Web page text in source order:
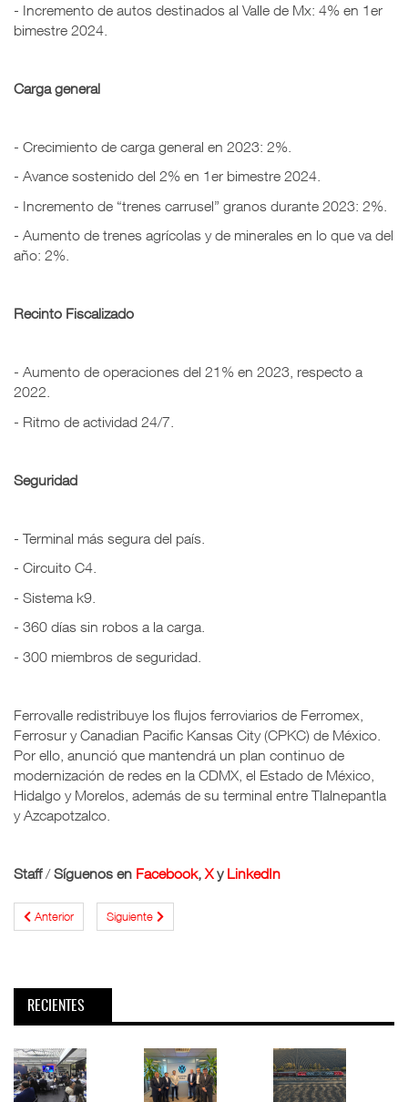
- Incremento de autos destinados al Valle de Mx: 4% en 1er
bimestre 2024.
Carga general
- Crecimiento de carga general en 2023: 2%.
- Avance sostenido del 2% en 1er bimestre 2024.
- Incremento de “trenes carrusel” granos durante 2023: 2%.
- Aumento de trenes agrícolas y de minerales en lo que va del
año: 2%.
Recinto Fiscalizado
- Aumento de operaciones del 21% en 2023, respecto a
2022.
- Ritmo de actividad 24/7.
Seguridad
- Terminal más segura del país.
- Circuito C4.
- Sistema k9.
- 360 días sin robos a la carga.
- 300 miembros de seguridad.
Ferrovalle redistribuye los flujos ferroviarios de Ferromex,
Ferrosur y Canadian Pacific Kansas City (CPKC) de México.
Por ello, anunció que mantendrá un plan continuo de
modernización de redes en la CDMX, el Estado de México,
Hidalgo y Morelos, además de su terminal entre Tlalnepantla
y Azcapotzalco.
Staff/Síguenos en Facebook, Xy LinkedIn
Anterior Siguiente
RECIENTES